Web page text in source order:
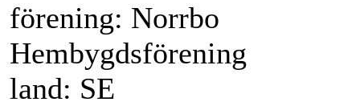
förening: Norrbo
Hembygdsförening
land: SE